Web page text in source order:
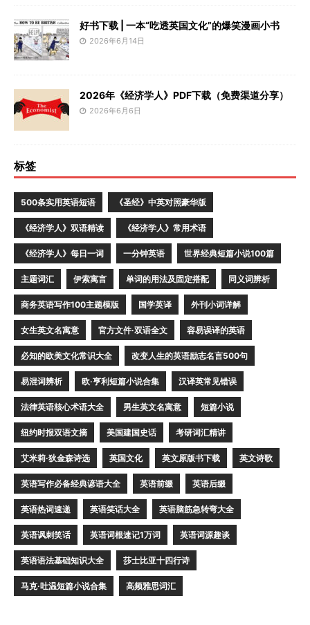
好书下载 | 一本“吃透英国文化”的爆笑漫画小书
2026年6月14日
2026年《经济学人》PDF下载（免费渠道分享）
2026年6月6日
标签
500条实用英语短语 《圣经》中英对照豪华版
《经济学人》双语精读 《经济学人》常用术语
《经济学人》每日一词 一分钟英语 世界经典短篇小说100篇
主题词汇 伊索寓言 单词的用法及固定搭配 同义词辨析
商务英语写作100主题模版 国学英译 外刊小词详解
女生英文名寓意 官方文件·双语全文 容易误译的英语
必知的欧美文化常识大全 改变人生的英语励志名言500句
易混词辨析 欧·亨利短篇小说合集 汉译英常见错误
法律英语核心术语大全 男生英文名寓意 短篇小说
纽约时报双语文摘 美国建国史话 考研词汇精讲
艾米莉·狄金森诗选 英国文化 英文原版书下载 英文诗歌
英语写作必备经典谚语大全 英语前缀 英语后缀
英语热词速递 英语笑话大全 英语脑筋急转弯大全
英语讽刺笑话 英语词根速记1万词 英语词源趣谈
英语语法基础知识大全 莎士比亚十四行诗
马克·吐温短篇小说合集 高频雅思词汇